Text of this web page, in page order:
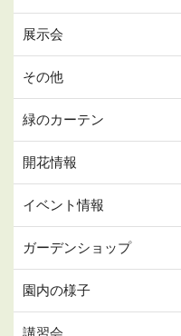
展示会
その他
緑のカーテン
開花情報
イベント情報
ガーデンショップ
園内の様子